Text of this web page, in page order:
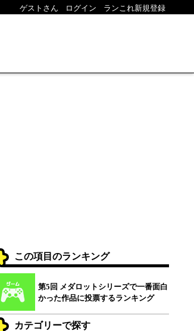
ゲストさん ログイン ランこれ新規登録
この項目のランキング
第5回 メダロットシリーズで一番面白
かった作品に投票するランキング
カテゴリーで探す